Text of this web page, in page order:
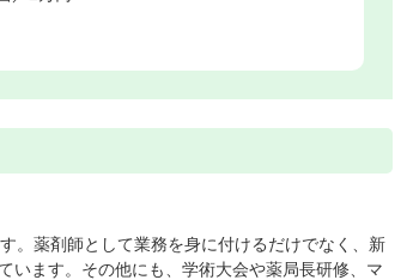
。薬剤師として業務を身に付けるだけでなく、新
います。その他にも、学術大会や薬局長研修、マ